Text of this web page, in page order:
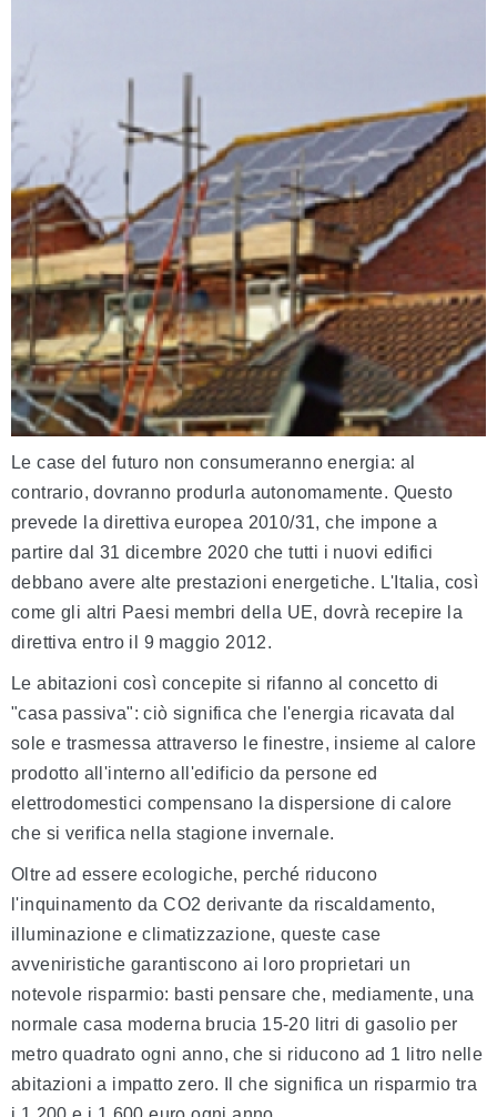
Le case del futuro non consumeranno energia: al
contrario, dovranno produrla autonomamente. Questo
prevede la direttiva europea 2010/31, che impone a
partire dal 31 dicembre 2020 che tutti i nuovi edifici
debbano avere alte prestazioni energetiche. L'Italia, così
come gli altri Paesi membri della UE, dovrà recepire la
direttiva entro il 9 maggio 2012.
Le abitazioni così concepite si rifanno al concetto di
"casa passiva": ciò significa che l'energia ricavata dal
sole e trasmessa attraverso le finestre, insieme al calore
prodotto all'interno all'edificio da persone ed
elettrodomestici compensano la dispersione di calore
che si verifica nella stagione invernale.
Oltre ad essere ecologiche, perché riducono
l'inquinamento da CO2 derivante da riscaldamento,
illuminazione e climatizzazione, queste case
avveniristiche garantiscono ai loro proprietari un
notevole risparmio: basti pensare che, mediamente, una
normale casa moderna brucia 15-20 litri di gasolio per
metro quadrato ogni anno, che si riducono ad 1 litro nelle
abitazioni a impatto zero. Il che significa un risparmio tra